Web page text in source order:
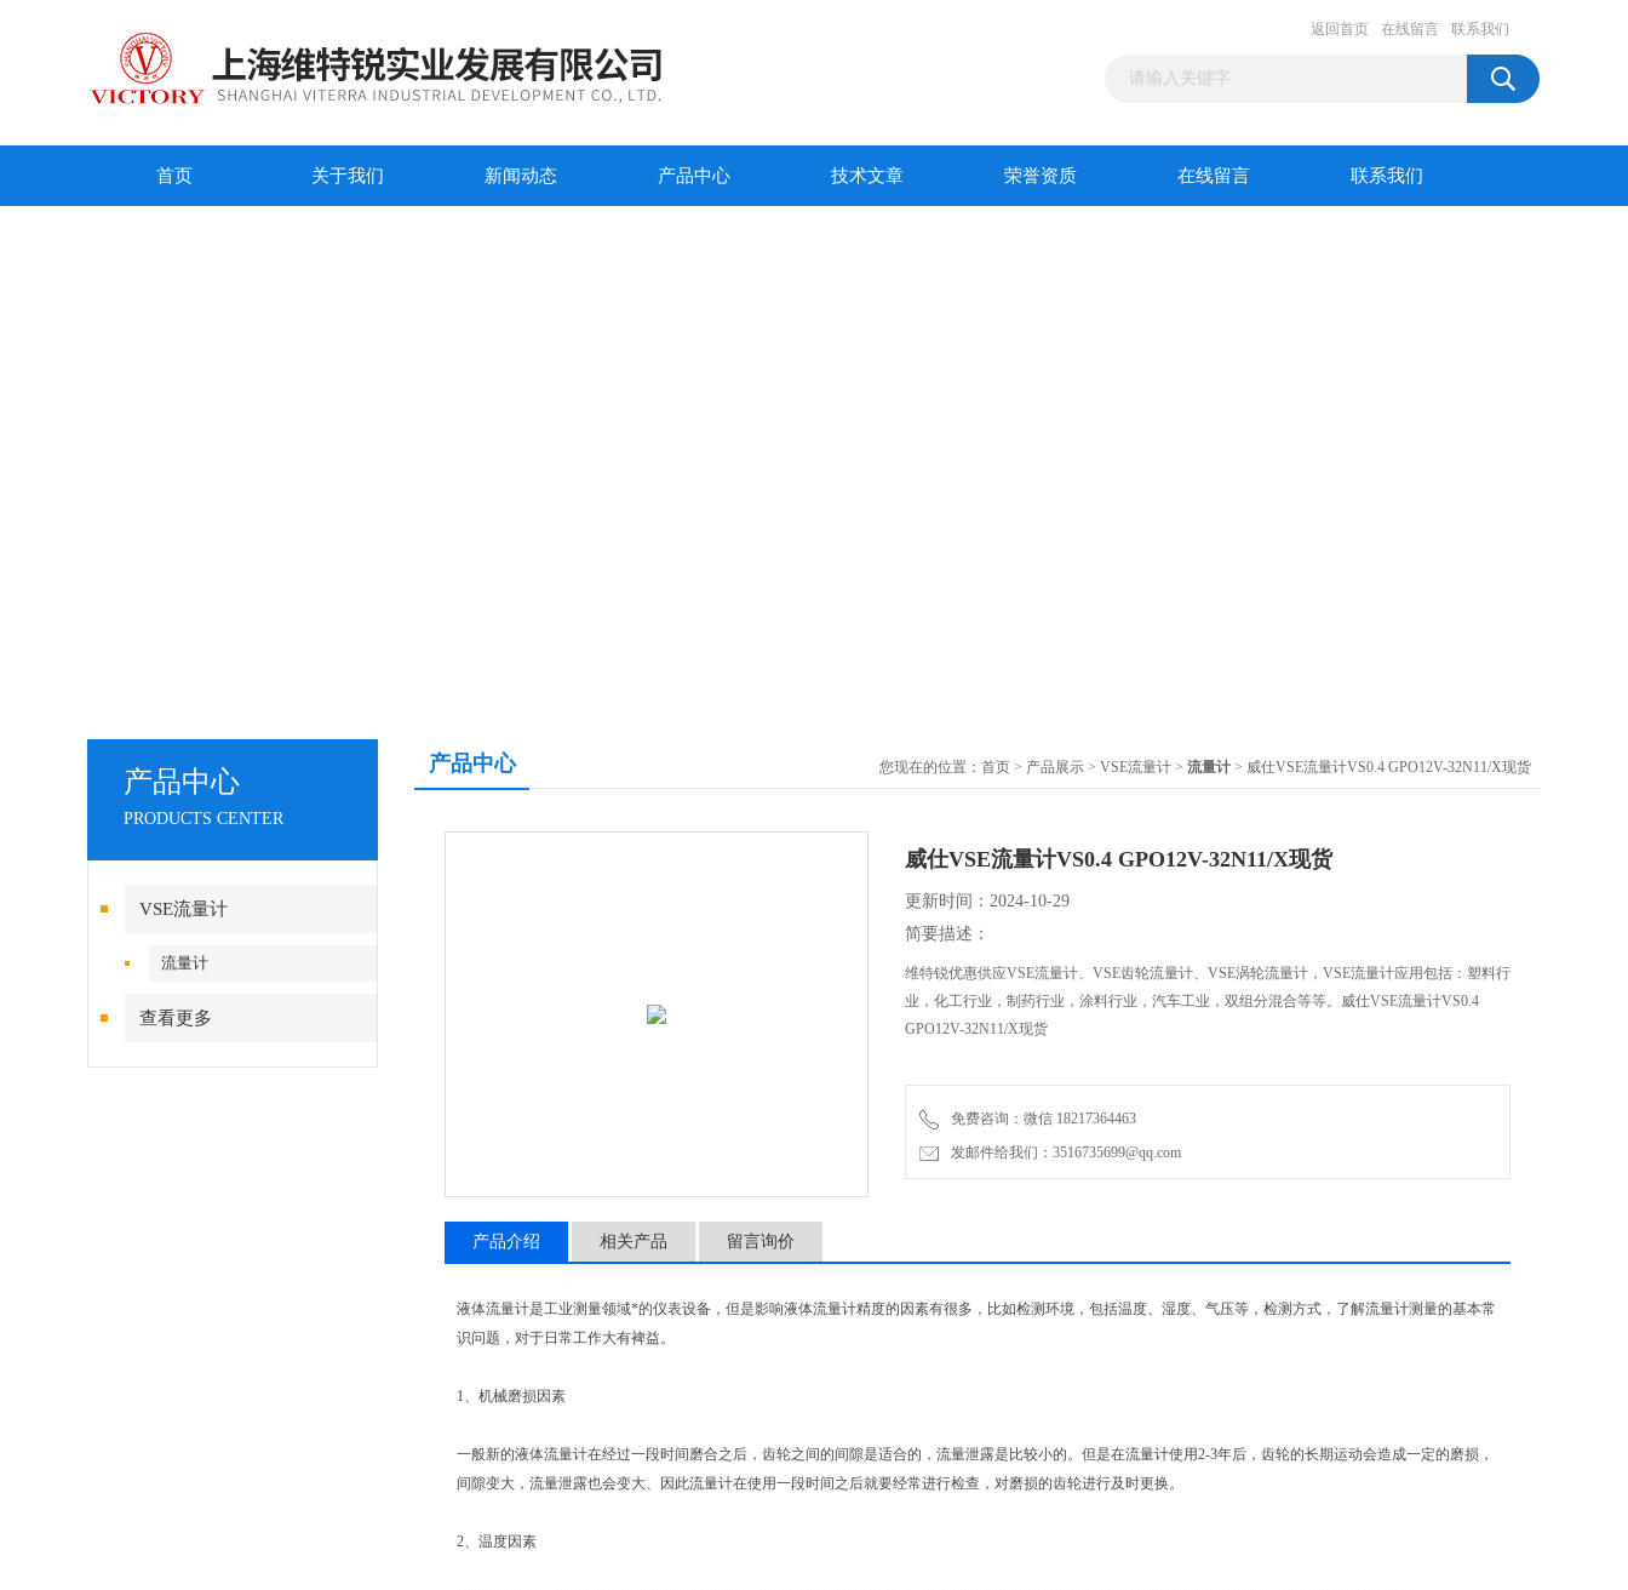
返回首页 在线留言 联系我们
首页 关于我们 新闻动态 产品中心 技术文章 荣誉资质 在线留言 联系我们
产品中心
PRODUCTS CENTER
VSE流量计
流量计
查看更多
产品中心 您现在的位置： 首页 > 产品展示 > VSE流量计 > 流量计 > 威仕VSE流量计VS0.4 GPO12V-32N11/X现货
威仕VSE流量计VS0.4 GPO12V-32N11/X现货
更新时间：2024-10-29
简要描述：
维特锐优惠供应VSE流量计、VSE齿轮流量计、VSE涡轮流量计，VSE流量计应用包括：塑料行
业，化工行业，制药行业，涂料行业，汽车工业，双组分混合等等。威仕VSE流量计VS0.4
GPO12V-32N11/X现货
免费咨询：微信 18217364463
发邮件给我们：3516735699@qq.com
产品介绍 相关产品 留言询价
液体流量计是工业测量领域*的仪表设备，但是影响液体流量计精度的因素有很多，比如检测环境，包括温度、湿度、气压等，检测方式，了解流量计测量的基本常
识问题，对于日常工作大有裨益。
1、机械磨损因素
一般新的液体流量计在经过一段时间磨合之后，齿轮之间的间隙是适合的，流量泄露是比较小的。但是在流量计使用2-3年后，齿轮的长期运动会造成一定的磨损，
间隙变大，流量泄露也会变大、因此流量计在使用一段时间之后就要经常进行检查，对磨损的齿轮进行及时更换。
2、温度因素